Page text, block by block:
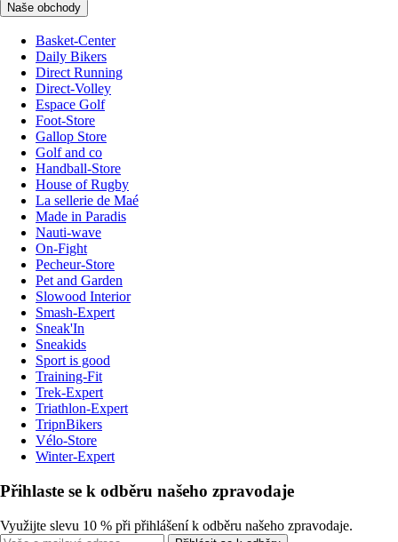
Naše obchody
Basket-Center
Daily Bikers
Direct Running
Direct-Volley
Espace Golf
Foot-Store
Gallop Store
Golf and co
Handball-Store
House of Rugby
La sellerie de Maé
Made in Paradis
Nauti-wave
On-Fight
Pecheur-Store
Pet and Garden
Slowood Interior
Smash-Expert
Sneak'In
Sneakids
Sport is good
Training-Fit
Trek-Expert
Triathlon-Expert
TripnBikers
Vélo-Store
Winter-Expert
Přihlaste se k odběru našeho zpravodaje
Využijte slevu 10 % při přihlášení k odběru našeho zpravodaje.